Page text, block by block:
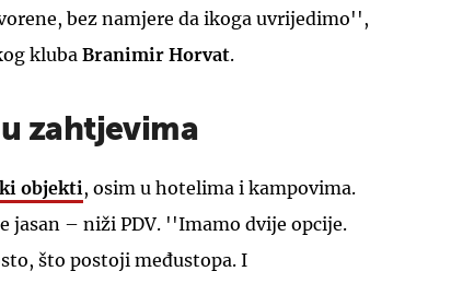
bez namjere da ikoga uvrijedimo'',
kluba Branimir Horvat.
zahtjevima
objekti, osim u hotelima i kampovima.
jasan – niži PDV. ''Imamo dvije opcije.
što postoji međustopa. I